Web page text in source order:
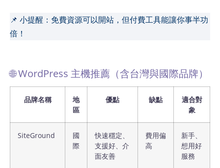
📌 小提醒：免費資源可以開站，但付費工具能讓你事半功
倍！
🌐 WordPress 主機推薦（含台灣與國際品牌）
品牌名稱
地
區
優點 缺點
適合對
象
SiteGround
國
際
快速穩定、
支援好、介
面友善
費用偏
高
新手、
想用好
服務